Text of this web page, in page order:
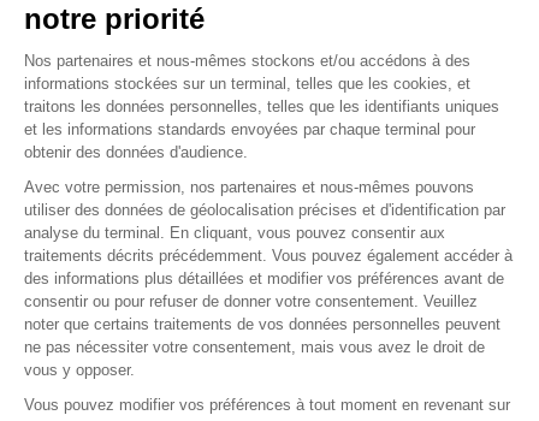
Cours
OPINIONMOYEN TERME
OPINIONLONG TERME
Source : Zonebourse
notre priorité
Nos partenaires et nous-mêmes stockons et/ou accédons à des
informations stockées sur un terminal, telles que les cookies, et
traitons les données personnelles, telles que les identifiants uniques
et les informations standards envoyées par chaque terminal pour
obtenir des données d'audience.
Avec votre permission, nos partenaires et nous-mêmes pouvons
utiliser des données de géolocalisation précises et d'identification par
analyse du terminal. En cliquant, vous pouvez consentir aux
traitements décrits précédemment. Vous pouvez également accéder à
des informations plus détaillées et modifier vos préférences avant de
consentir ou pour refuser de donner votre consentement. Veuillez
noter que certains traitements de vos données personnelles peuvent
ne pas nécessiter votre consentement, mais vous avez le droit de
vous y opposer.
Vous pouvez modifier vos préférences à tout moment en revenant sur